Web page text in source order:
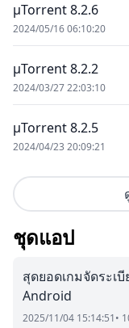
μTorrent 8.2.6
2024/05/16 06:10:20
μTorrent 8.2.2
2024/03/27 22:03:10
μTorrent 8.2.5
2024/04/23 20:09:21
ชุดแอป
สุดยอดเกมจัดระเ
Android
2025/11/04 15:14:51•